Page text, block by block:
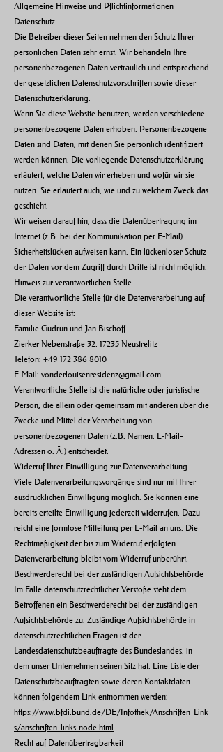
Allgemeine Hinweise und Pflichtinformationen
Datenschutz
Die Betreiber dieser Seiten nehmen den Schutz Ihrer
persönlichen Daten sehr ernst. Wir behandeln Ihre
personenbezogenen Daten vertraulich und entsprechend
der gesetzlichen Datenschutzvorschriften sowie dieser
Datenschutzerklärung.
Wenn Sie diese Website benutzen, werden verschiedene
personenbezogene Daten erhoben. Personenbezogene
Daten sind Daten, mit denen Sie persönlich identifiziert
werden können. Die vorliegende Datenschutzerklärung
erläutert, welche Daten wir erheben und wofür wir sie
nutzen. Sie erläutert auch, wie und zu welchem Zweck das
geschieht.
Wir weisen darauf hin, dass die Datenübertragung im
Internet (z.B. bei der Kommunikation per E-Mail)
Sicherheitslücken aufweisen kann. Ein lückenloser Schutz
der Daten vor dem Zugriff durch Dritte ist nicht möglich.
Hinweis zur verantwortlichen Stelle
Die verantwortliche Stelle für die Datenverarbeitung auf
dieser Website ist:
Familie Gudrun und Jan Bischoff
Zierker Nebenstraße 32, 17235 Neustrelitz
Telefon: +49 172 386 8010
E-Mail: vonderlouisenresidenz@gmail.com
Verantwortliche Stelle ist die natürliche oder juristische
Person, die allein oder gemeinsam mit anderen über die
Zwecke und Mittel der Verarbeitung von
personenbezogenen Daten (z.B. Namen, E-Mail-
Adressen o. Ä.) entscheidet.
Widerruf Ihrer Einwilligung zur Datenverarbeitung
Viele Datenverarbeitungsvorgänge sind nur mit Ihrer
ausdrücklichen Einwilligung möglich. Sie können eine
bereits erteilte Einwilligung jederzeit widerrufen. Dazu
reicht eine formlose Mitteilung per E-Mail an uns. Die
Rechtmäßigkeit der bis zum Widerruf erfolgten
Datenverarbeitung bleibt vom Widerruf unberührt.
Beschwerderecht bei der zuständigen Aufsichtsbehörde
Im Falle datenschutzrechtlicher Verstöße steht dem
Betroffenen ein Beschwerderecht bei der zuständigen
Aufsichtsbehörde zu. Zuständige Aufsichtsbehörde in
datenschutzrechtlichen Fragen ist der
Landesdatenschutzbeauftragte des Bundeslandes, in
dem unser Unternehmen seinen Sitz hat. Eine Liste der
Datenschutzbeauftragten sowie deren Kontaktdaten
können folgendem Link entnommen werden:
https://www.bfdi.bund.de/DE/Infothek/Anschriften_Link
s/anschriften_links-node.html.
Recht auf Datenübertragbarkeit